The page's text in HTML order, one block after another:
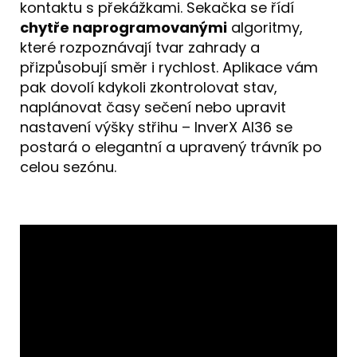
kontaktu s překážkami. Sekačka se řídí
chytře naprogramovanými algoritmy,
které rozpoznávají tvar zahrady a
přizpůsobují směr i rychlost. Aplikace vám
pak dovolí kdykoli zkontrolovat stav,
naplánovat časy sečení nebo upravit
nastavení výšky střihu – InverX AI36 se
postará o elegantní a upravený trávník po
celou sezónu.